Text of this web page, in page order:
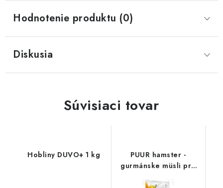
Hodnotenie produktu (0)
Diskusia
Súvisiaci tovar
Hobliny DUVO+ 1 kg
PUUR hamster -
gurmánske müsli pre